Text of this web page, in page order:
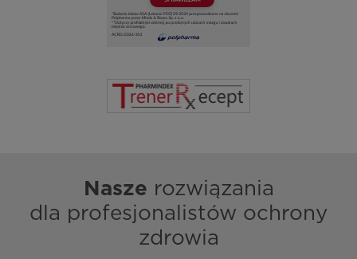
Nasze rozwiązania
dla profesjonalistów ochrony
zdrowia